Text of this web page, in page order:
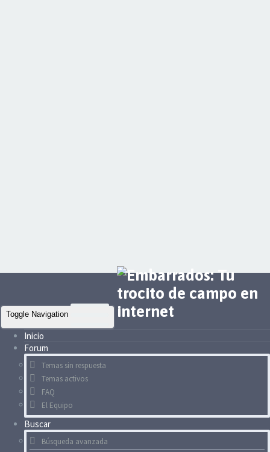
Toggle Navigation
Inicio
Forum
Temas sin respuesta
Temas activos
FAQ
El Equipo
Buscar
Búsqueda avanzada